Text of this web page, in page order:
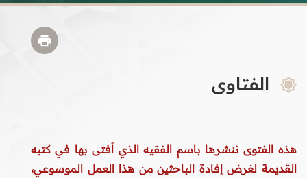
الفتاوى
هذه الفتوى ننشرها باسم الفقيه الذي أفتى بها في كتبه
القديمة لغرض إفادة الباحثين من هذا العمل الموسوعي،